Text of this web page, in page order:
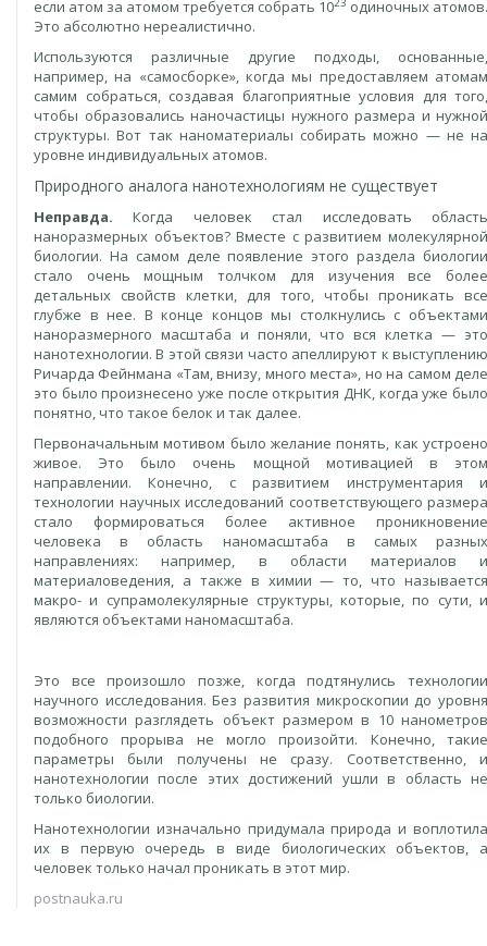
если атом за атомом требуется собрать 1023 одиночных атомов.
Это абсолютно нереалистично.
Используются различные другие подходы, основанные,
например, на «самосборке», когда мы предоставляем атомам
самим собраться, создавая благоприятные условия для того,
чтобы образовались наночастицы нужного размера и нужной
структуры. Вот так наноматериалы собирать можно — не на
уровне индивидуальных атомов.
Природного аналога нанотехнологиям не существует
Неправда. Когда человек стал исследовать область
наноразмерных объектов? Вместе с развитием молекулярной
биологии. На самом деле появление этого раздела биологии
стало очень мощным толчком для изучения все более
детальных свойств клетки, для того, чтобы проникать все
глубже в нее. В конце концов мы столкнулись с объектами
наноразмерного масштаба и поняли, что вся клетка — это
нанотехнологии. В этой связи часто апеллируют к выступлению
Ричарда Фейнмана «Там, внизу, много места», но на самом деле
это было произнесено уже после открытия ДНК, когда уже было
понятно, что такое белок и так далее.
Первоначальным мотивом было желание понять, как устроено
живое. Это было очень мощной мотивацией в этом
направлении. Конечно, с развитием инструментария и
технологии научных исследований соответствующего размера
стало формироваться более активное проникновение
человека в область наномасштаба в самых разных
направлениях: например, в области материалов и
материаловедения, а также в химии — то, что называется
макро- и супрамолекулярные структуры, которые, по сути, и
являются объектами наномасштаба.
Это все произошло позже, когда подтянулись технологии
научного исследования. Без развития микроскопии до уровня
возможности разглядеть объект размером в 10 нанометров
подобного прорыва не могло произойти. Конечно, такие
параметры были получены не сразу. Соответственно, и
нанотехнологии после этих достижений ушли в область не
только биологии.
Нанотехнологии изначально придумала природа и воплотила
их в первую очередь в виде биологических объектов, а
человек только начал проникать в этот мир.
postnauka.ru